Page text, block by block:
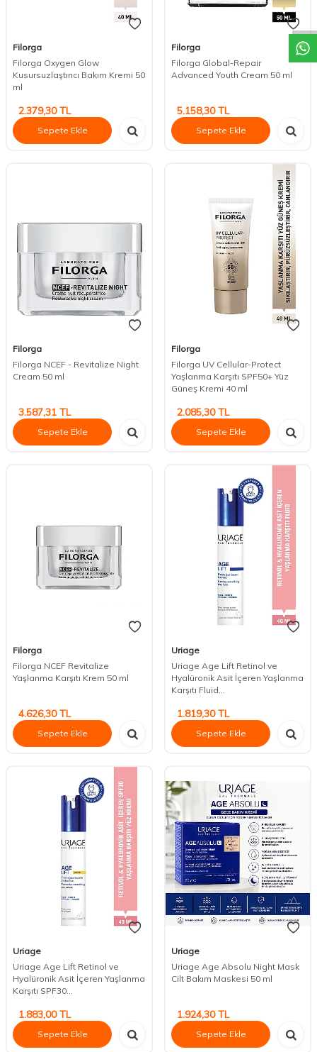
DESTEK
Filorga
Filorga Oxygen Glow
Kusursuzlaştırıcı Bakım Kremi 50
ml
2.379,30TL
Sepete Ekle
Filorga
Filorga Global-Repair
Advanced Youth Cream 50 ml
5.158,30TL
Sepete Ekle
Filorga
Filorga NCEF - Revitalize Night
Cream 50 ml
3.587,31 TL
Sepete Ekle
Filorga
Filorga UV Cellular-Protect
Yaşlanma Karşıtı SPF50+ Yüz
Güneş Kremi 40 ml
2.085,30TL
Sepete Ekle
Filorga
Filorga NCEF Revitalize
Yaşlanma Karşıtı Krem 50 ml
4.626,30TL
Sepete Ekle
Uriage
Uriage Age Lift Retinol ve
Hyalüronik Asit İçeren Yaşlanma
Karşıtı Fluid...
1.819,30TL
Sepete Ekle
Uriage
Uriage Age Lift Retinol ve
Hyalüronik Asit İçeren Yaşlanma
Karşıtı SPF30...
1.883,00TL
Sepete Ekle
Uriage
Uriage Age Absolu Night Mask
Cilt Bakım Maskesi 50 ml
1.924,30TL
Sepete Ekle